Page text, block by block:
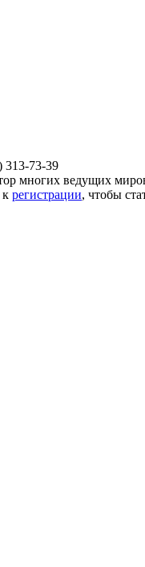
313-73-39
многих ведущих
к регистрации, чтобы